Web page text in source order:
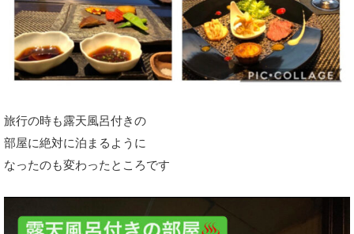
旅行の時も露天風呂付きの
部屋に絶対に泊まるように
なったのも変わったところです